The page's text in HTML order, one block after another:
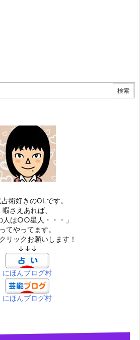
術好きのOLです。
暇さえあれば、
人は○○星人・・・」
ってやってます。
リックお願いします！
↓↓↓
にほんブログ村
にほんブログ村